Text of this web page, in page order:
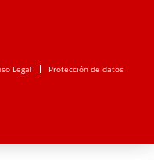
Legal Protección de datos